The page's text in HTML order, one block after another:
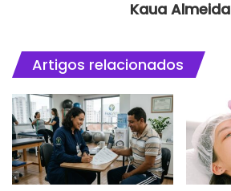
Kaua Almeida
Artigos relacionados